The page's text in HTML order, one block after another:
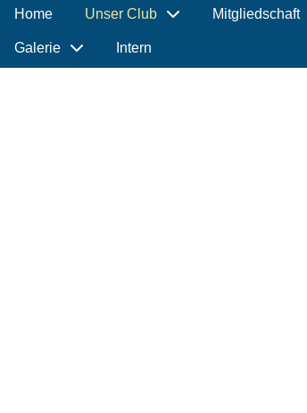
Home Unser Club Mitgliedschaft
Galerie Intern